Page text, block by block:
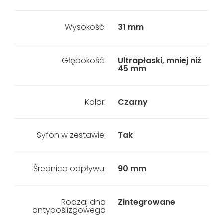
Wysokość: 31 mm
Głębokość: Ultrapłaski, mniej niż
45 mm
Kolor: Czarny
Syfon w zestawie: Tak
Średnica odpływu: 90 mm
Rodzaj dna
antypoślizgowego
Zintegrowane